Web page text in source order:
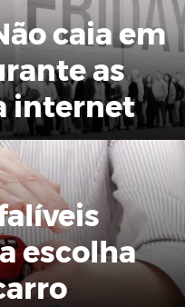
caia em
as
internet
escolha